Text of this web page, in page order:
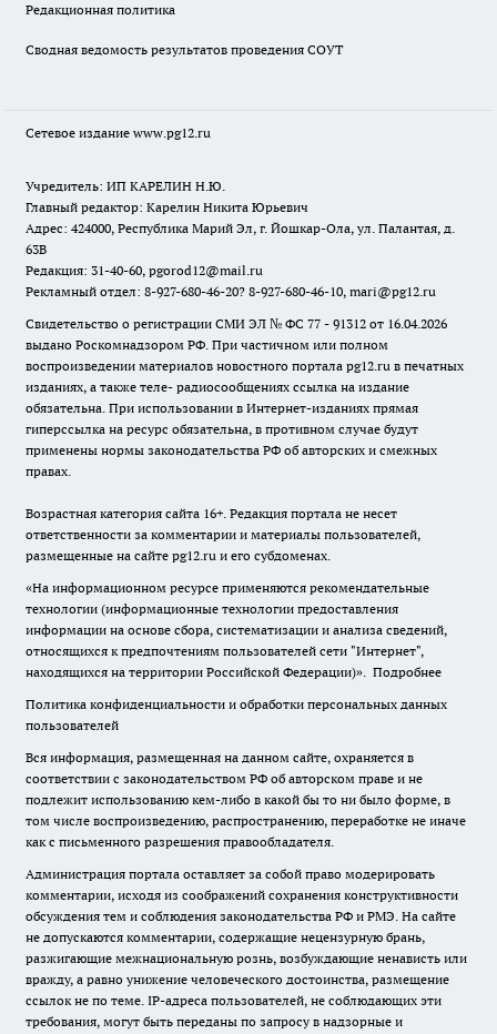
Редакционная политика
Сводная ведомость результатов проведения СОУТ
Сетевое издание www.pg12.ru
Учредитель: ИП КАРЕЛИН Н.Ю.
Главный редактор: Карелин Никита Юрьевич
Адрес: 424000, Республика Марий Эл, г. Йошкар-Ола, ул. Палантая, д.
63В
Редакция: 31-40-60, pgorod12@mail.ru
Рекламный отдел: 8-927-680-46-20? 8-927-680-46-10, mari@pg12.ru
Свидетельство о регистрации СМИ ЭЛ № ФС 77 - 91312 от 16.04.2026
выдано Роскомнадзором РФ. При частичном или полном
воспроизведении материалов новостного портала pg12.ru в печатных
изданиях, а также теле- радиосообщениях ссылка на издание
обязательна. При использовании в Интернет-изданиях прямая
гиперссылка на ресурс обязательна, в противном случае будут
применены нормы законодательства РФ об авторских и смежных
правах.
Возрастная категория сайта 16+. Редакция портала не несет
ответственности за комментарии и материалы пользователей,
размещенные на сайте pg12.ru и его субдоменах.
«На информационном ресурсе применяются рекомендательные
технологии (информационные технологии предоставления
информации на основе сбора, систематизации и анализа сведений,
относящихся к предпочтениям пользователей сети "Интернет",
находящихся на территории Российской Федерации)». Подробнее
Политика конфиденциальности и обработки персональных данных
пользователей
Вся информация, размещенная на данном сайте, охраняется в
соответствии с законодательством РФ об авторском праве и не
подлежит использованию кем-либо в какой бы то ни было форме, в
том числе воспроизведению, распространению, переработке не иначе
как с письменного разрешения правообладателя.
Администрация портала оставляет за собой право модерировать
комментарии, исходя из соображений сохранения конструктивности
обсуждения тем и соблюдения законодательства РФ и РМЭ. На сайте
не допускаются комментарии, содержащие нецензурную брань,
разжигающие межнациональную рознь, возбуждающие ненависть или
вражду, а равно унижение человеческого достоинства, размещение
ссылок не по теме. IP-адреса пользователей, не соблюдающих эти
требования, могут быть переданы по запросу в надзорные и